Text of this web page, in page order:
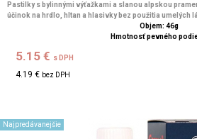
Pastilky s bylinnými výťažkami a slanou alpskou
účinok na hrdlo, hltan a hlasivky bez použitia umelých
Objem: 46g
Hmotnosť pevného
5.15 € s DPH
4.19 € bez DPH
Najpredávanejšie